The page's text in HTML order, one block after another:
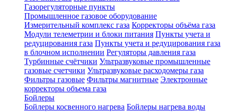
Газорегуляторные пункты
Промышленное газовое оборудование
Измерительный комплекс газа Корректоры объёма газа
Модули телеметрии и блоки питания Пункты учета и
редуцирования газа Пункты учета и редуцирования газа
в блочном исполнении Регуляторы давления газа
Турбинные счётчики Ультразвуковые промышленные
газовые счетчики Ультразвуковые расходомеры газа
Фильтры газовые Фильтры магнитные Электронные
корректоры объема газа
Бойлеры
Бойлеры косвенного нагрева Бойлеры нагрева воды